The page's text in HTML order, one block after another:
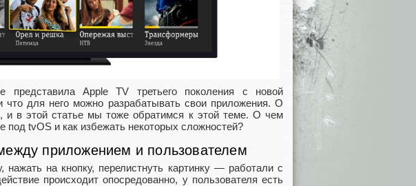
Apple TV третьего поколения с новой
что для него можно разрабатывать свои приложения. О
и в этой статье мы тоже обратимся к этой теме. О чем
под tvOS и как избежать некоторых сложностей?
приложением и пользователем
на кнопку, перелистнуть картинку — работали с
происходит опосредованно, у пользователя есть